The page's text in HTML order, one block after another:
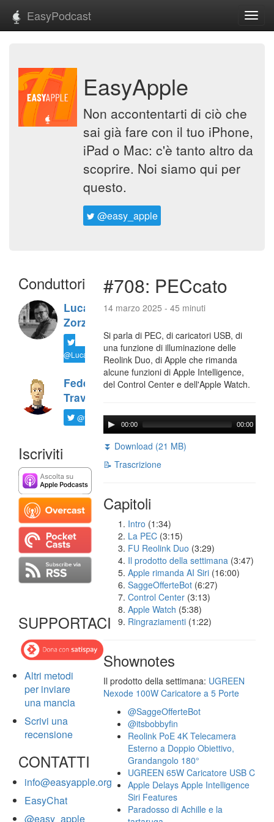
EasyPodcast
EasyApple
Non accontentarti di ciò che
sai già fare con il tuo iPhone,
iPad o Mac: c'è tanto altro da
scoprire. Noi siamo qui per
questo.
@easy_apple
Conduttori
Luca
Zorzi
@LucaTNT
Federico
Travaini
@ftrava
Iscriviti
SUPPORTACI
Altri metodi
per inviare
una mancia
Scrivi una
recensione
CONTATTI
info@easyapple.org
EasyChat
@easy_apple
#708: PECcato
14 marzo 2025 - 45 minuti
Si parla di PEC, di caricatori USB, di
una funzione di illuminazione delle
Reolink Duo, di Apple che rimanda
alcune funzioni di Apple Intelligence,
del Control Center e dell'Apple Watch.
00:00 00:00
⏬ Download (21 MB)
📝 Trascrizione
Capitoli
Intro (1:34)
La PEC (3:15)
FU Reolink Duo (3:29)
Il prodotto della settimana (3:47)
Apple rimanda AI Siri (16:00)
SaggeOfferteBot (6:27)
Control Center (3:13)
Apple Watch (5:38)
Ringraziamenti (1:22)
Shownotes
Il prodotto della settimana: UGREEN
Nexode 100W Caricatore a 5 Porte
@SaggeOfferteBot
@itsbobbyfin
Reolink PoE 4K Telecamera
Esterno a Doppio Obiettivo,
Grandangolo 180°
UGREEN 65W Caricatore USB C
Apple Delays Apple Intelligence
Siri Features
Paradosso di Achille e la